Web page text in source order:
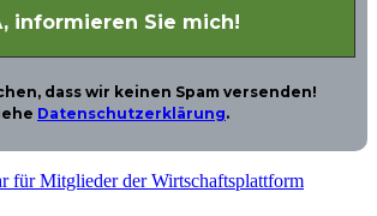
dass wir keinen Spam versenden!
Datenschutzerklärung.
für Mitglieder der Wirtschaftsplattform